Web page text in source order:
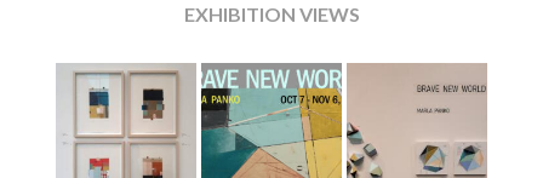
EXHIBITION VIEWS